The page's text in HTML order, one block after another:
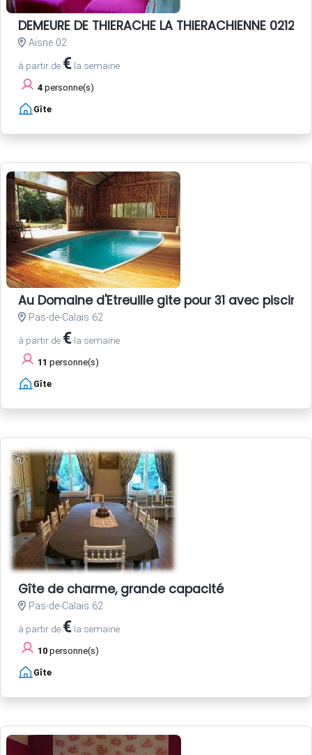
DEMEURE DE THIERACHE LA THIERACHIENNE 02120
Aisne 02
à partir de € la semaine
4 personne(s)
Gîte
Au Domaine d'Etreuille gite pour 31 avec
Pas-de-Calais 62
à partir de € la semaine
11 personne(s)
Gîte
Gîte de charme, grande capacité
Pas-de-Calais 62
à partir de € la semaine
10 personne(s)
Gîte